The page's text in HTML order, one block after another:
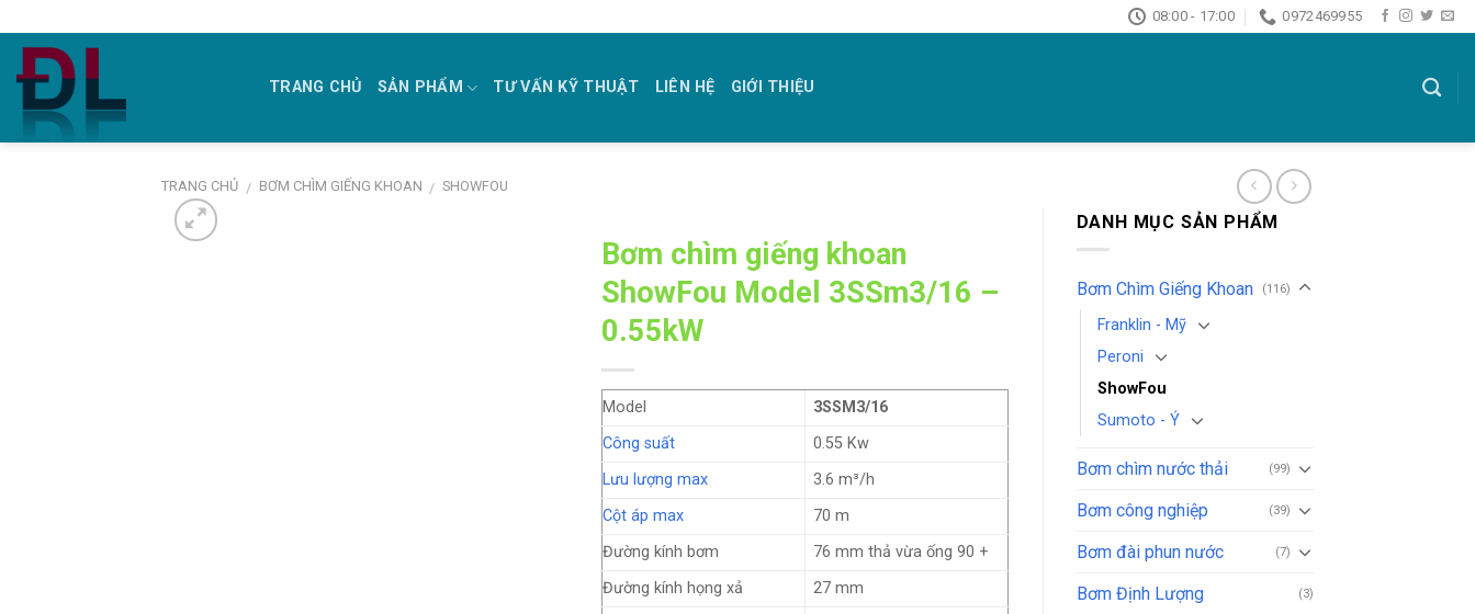
to
content
08:00 - 17:00 0972469955
TRANG CHỦ SẢN PHẨM TƯ VẤN KỸ THUẬT LIÊN HỆ GIỚI THIỆU
TRANG CHỦ / BƠM CHÌM GIẾNG KHOAN / SHOWFOU
Bơm chìm giếng khoan
ShowFou Model 3SSm3/16 –
0.55kW
Model
3SSM3/16
Công suất
0.55 Kw
Lưu lượng max
3.6 m³/h
Cột áp max
70 m
Đường kính bơm
76 mm thả vừa ống 90 +
Đường kính họng xả
27 mm
DANH MỤC SẢN PHẨM
Bơm Chìm Giếng Khoan (116)
Franklin - Mỹ
Peroni
ShowFou
Sumoto - Ý
Bơm chìm nước thải (99)
Bơm công nghiệp (39)
Bơm đài phun nước (7)
Bơm Định Lượng (3)